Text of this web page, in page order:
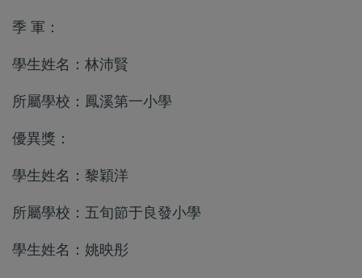
季 軍：
學生姓名：林沛賢
所屬學校：鳳溪第一小學
優異獎：
學生姓名：黎穎洋
所屬學校：五旬節于良發小學
學生姓名：姚映彤